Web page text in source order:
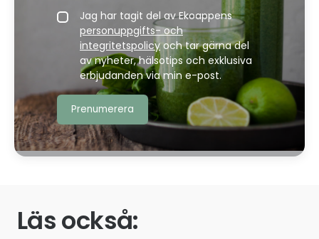
Jag har tagit del av Ekoappens
personuppgifts- och
integritetspolicyoch tar gärna del
av nyheter, hälsotips och exklusiva
erbjudanden via min e-post.
Läs också: